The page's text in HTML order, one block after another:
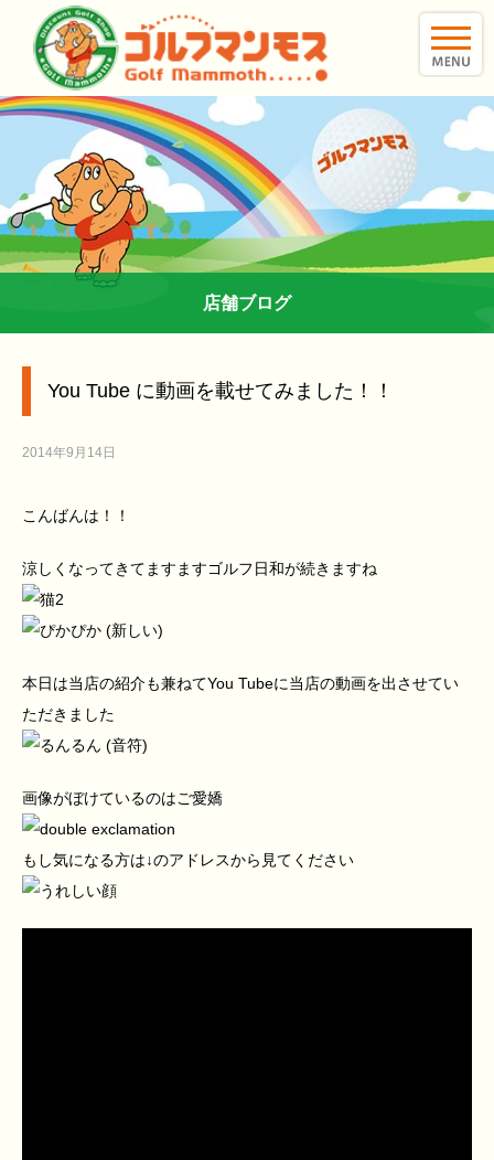
店舗ブログ
You Tube に動画を載せてみました！！
2014年9月14日
こんばんは！！
涼しくなってきてますますゴルフ日和が続きますね
本日は当店の紹介も兼ねてYou Tubeに当店の動画を出させてい
ただきました
画像がぼけているのはご愛嬌
もし気になる方は↓のアドレスから見てください